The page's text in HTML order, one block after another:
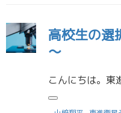
高校生の選
～